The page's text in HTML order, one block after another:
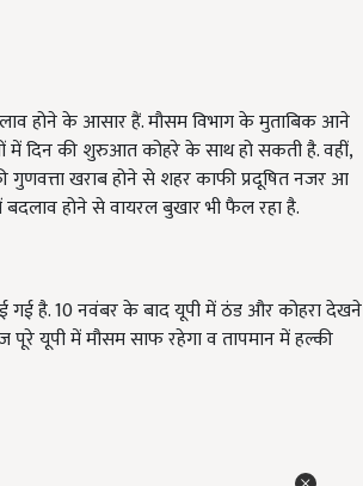
होने के आसार हैं. मौसम विभाग के मुताबिक आने
में दिन की शुरुआत कोहरे के साथ हो सकती है. वहीं,
खराब होने से शहर काफी प्रदूषित नजर आ
होने से वायरल बुखार भी फैल रहा है.
गई है. 10 नवंबर के बाद यूपी में ठंड और कोहरा देखने
यूपी में मौसम साफ रहेगा व तापमान में हल्की